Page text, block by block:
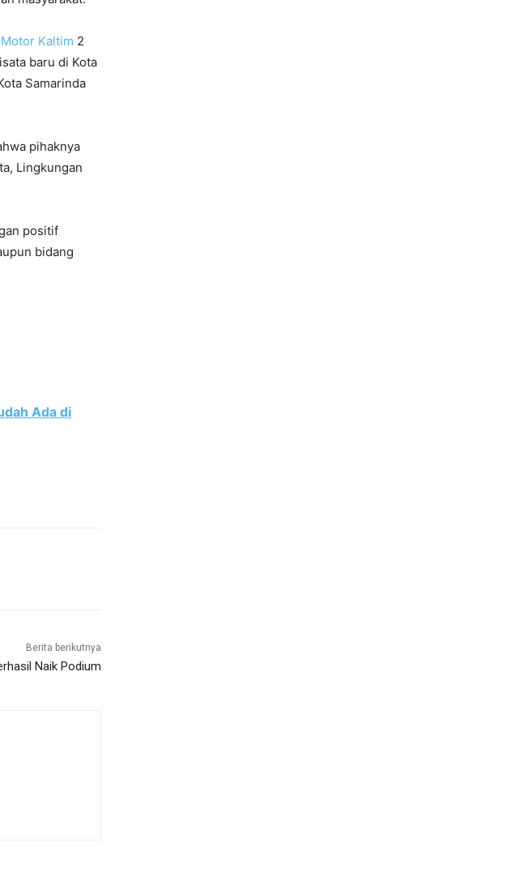
Kaltim 2
baru di Kota
Samarinda
pihaknya
Lingkungan
positif
bidang
Ada di
Berita berikutnya
Naik Podium